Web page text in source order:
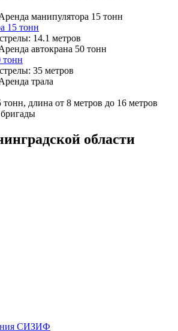
15 тонн
14.1 метров
тонн
35 метров
длина от 8 метров до 16 метров
бригады
области